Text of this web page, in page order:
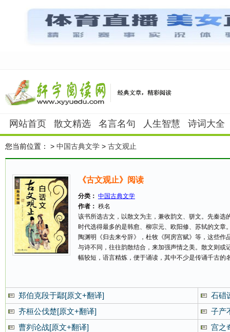
网站首页 散文精选 名言名句 人生智慧 诗词大全
您当前位置： > 中国古典文学 > 古文观止
《古文观止》阅读
分类： 中国古典文学
作者： 秩名
该书所选古文，以散文为主，兼收韵文、骈文。先秦
时代选得最多的是韩愈、柳宗元、欧阳修、苏轼的文
陶渊明《归去来兮辞》，杜牧《阿房宫赋》等，这些作
与诗不同，往往韵散结合，来加强声情之美。散文则
幅较短，语言精炼，便于诵读，其中不少是传诵千古的
郑伯克段于鄢[原文+翻译]
石碏
齐桓公伐楚[原文+翻译]
子产
曹刿论战[原文+翻译]
宫之